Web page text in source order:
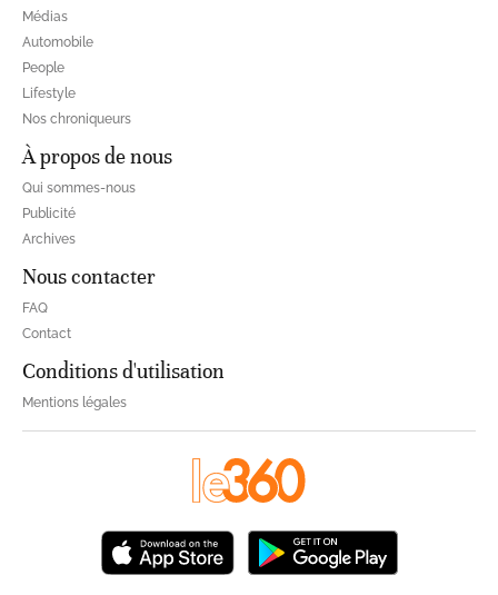
Médias
Automobile
People
Lifestyle
Nos chroniqueurs
À propos de nous
Qui sommes-nous
Publicité
Archives
Nous contacter
FAQ
Contact
Conditions d'utilisation
Mentions légales